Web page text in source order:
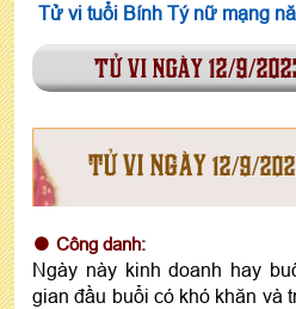
Tử vi tuổi Bính Tý nữ mạng
tử vi ngày 12/9/
TỬ VI NGÀY 12/9/
Công danh:
Ngày này kinh doanh hay
gian đầu buổi có khó khăn và